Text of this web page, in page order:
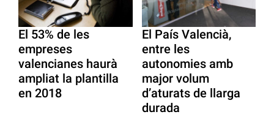
El 53% de les
empreses
valencianes haurà
ampliat la plantilla
en 2018
El País Valencià,
entre les
autonomies amb
major volum
d’aturats de llarga
durada